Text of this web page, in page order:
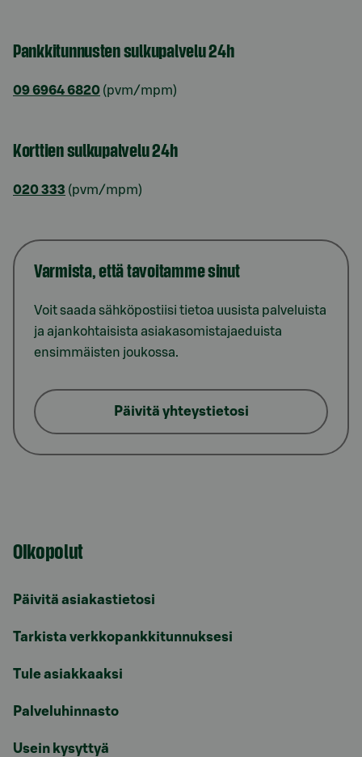
Pankkitunnusten sulkupalvelu 24h
09 6964 6820 (pvm/mpm)
Korttien sulkupalvelu 24h
020 333 (pvm/mpm)
Varmista, että tavoitamme sinut
Voit saada sähköpostiisi tietoa uusista palveluista
ja ajankohtaisista asiakasomistajaeduista
ensimmäisten joukossa.
Päivitä yhteystietosi
Oikopolut
Päivitä asiakastietosi
Tarkista verkkopankkitunnuksesi
Tule asiakkaaksi
Palveluhinnasto
Usein kysyttyä